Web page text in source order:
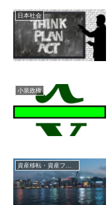
日本社会
小泉政権